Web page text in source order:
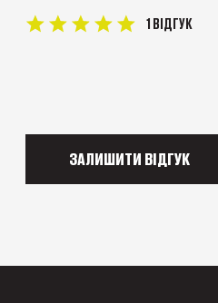
1 ВІДГУК
ЗАЛИШИТИ ВІДГУК